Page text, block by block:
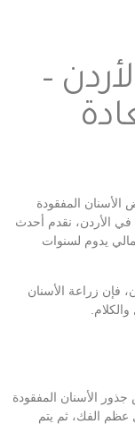
–
الأسنان المفقودة
الأردن، نقدم أحدث
يدوم لسنوات
فإن زراعة الأسنان
الأسنان المفقودة
عظم الفك، ثم يتم